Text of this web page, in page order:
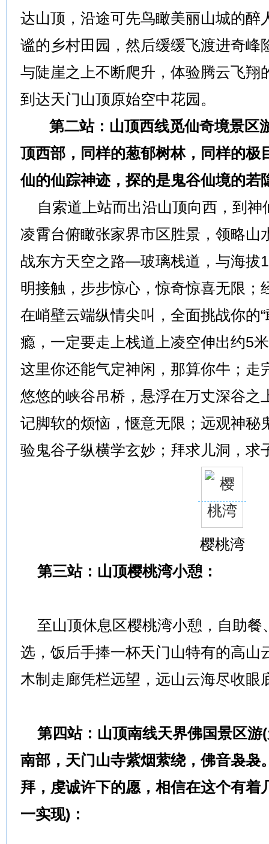
达山顶，沿途可先鸟瞰美丽山城的醉
谧的乡村田园，然后缓缓飞渡进奇峰
与陡崖之上不断爬升，体验腾云飞翔
到达天门山顶原始空中花园。
第二站：山顶西线觅仙奇境景区
顶西部，同样的葱郁树林，同样的极
仙的仙踪神迹，探的是鬼谷仙境的若
自索道上站而出沿山顶向西，到
凌霄台俯瞰张家界市区胜景，领略山
战东方天空之路—玻璃栈道，与海拔
明接触，步步惊心，惊奇惊喜无限；
在峭壁云端纵情尖叫，全面挑战你的
瘾，一定要走上栈道上凌空伸出约5
这里你还能气定神闲，那算你牛；走
悠悠的峡谷吊桥，悬浮在万丈深谷之
记脚软的烦恼，惬意无限；远观神秘
验鬼谷子纵横学玄妙；拜求儿洞，求
樱桃湾
第三站：山顶樱桃湾小憩：
至山顶休息区樱桃湾小憩，自助餐
选，饭后手捧一杯天门山特有的高山
木制走廊凭栏远望，远山云海尽收眼
第四站：山顶南线天界佛国景区游
南部，天门山寺紫烟萦绕，佛音袅袅
拜，虔诚许下的愿，相信在这个有着
一实现)：